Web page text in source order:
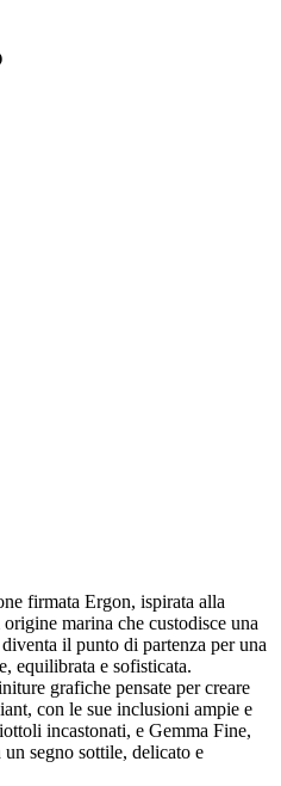
firmata Ergon, ispirata alla
marina che custodisce una
il punto di partenza per una
equilibrata e sofisticata.
grafiche pensate per creare
con le sue inclusioni ampie e
incastonati, e Gemma Fine,
segno sottile, delicato e